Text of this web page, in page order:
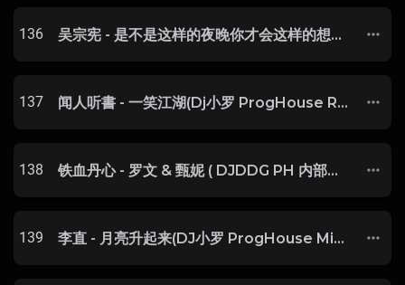
136 吴宗宪 - 是不是这样的夜晚你才会这样的想起我(Dj罗马 LakHouse Rmx 2023)-博汇DJ整理♪♫
137 闻人听書 - 一笑江湖(Dj小罗 ProgHouse Rmx 2024)
138 铁血丹心 - 罗文 & 甄妮 ( DJDDG PH 内部专用 )
139 李直 - 月亮升起来(DJ小罗 ProgHouse Mix 国语男)